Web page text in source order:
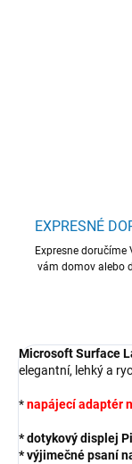
EXPRESNÉ
Expresne doručíme
vám domov alebo
Microsoft Surface
elegantní, lehký a
*napájecí adaptér
* dotykový displej
* výjimečné psaní